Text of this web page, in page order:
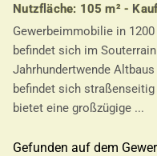
Nutzfläche: 105 m² -
Gewerbeimmobilie in
befindet sich im
Jahrhundertwende
befindet sich
bietet eine großzügige ...
Gefunden auf dem